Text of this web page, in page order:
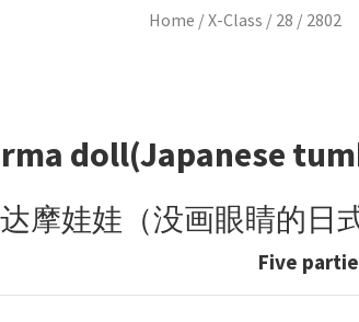
Home X-Class 28 2802
doll(Japanese
达摩娃娃（没画眼睛的日
Five